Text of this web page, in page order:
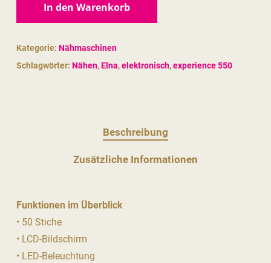
In den Warenkorb
Kategorie: Nähmaschinen
Schlagwörter: Nähen,Elna,elektronisch,experience 550
Beschreibung
Zusätzliche Informationen
Funktionen im Überblick
• 50 Stiche
• LCD-Bildschirm
• LED-Beleuchtung